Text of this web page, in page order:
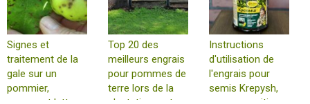
Signes et
traitement de la
gale sur un
pommier,
Top 20 des
meilleurs engrais
pour pommes de
terre lors de la
Instructions
d'utilisation de
l'engrais pour
semis Krepysh,